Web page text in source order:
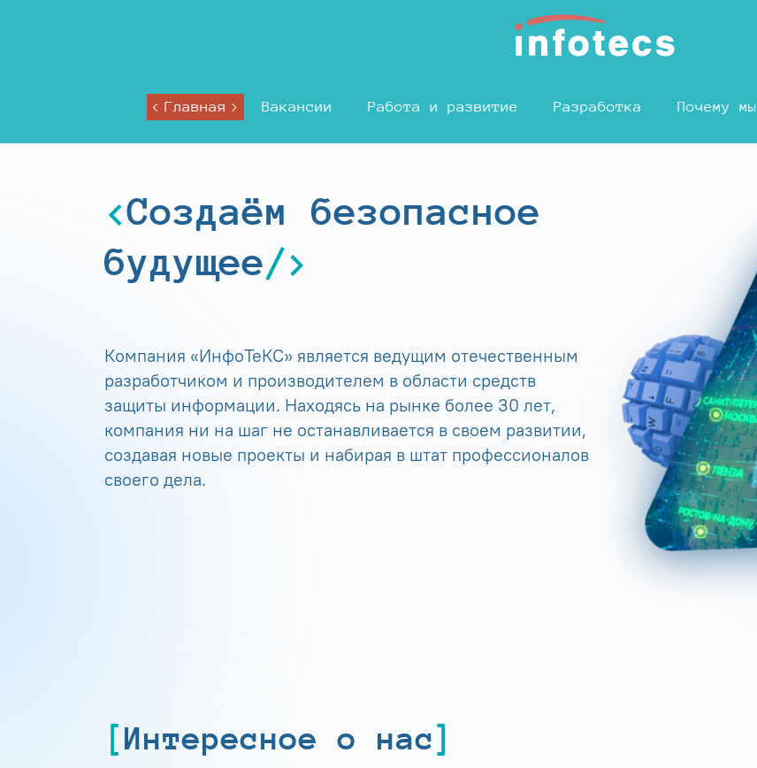
Главная Вакансии Работа и развитие Разработка Почему мы
Создаём безопасное
будущее
Компания «ИнфоТеКС» является ведущим отечественным
разработчиком и производителем в области средств
защиты информации. Находясь на рынке более 30 лет,
компания ни на шаг не останавливается в своем развитии,
создавая новые проекты и набирая в штат профессионалов
своего дела.
Интересное о нас